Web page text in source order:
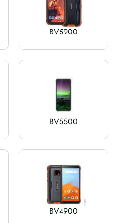
BV5900
BV5500
BV4900